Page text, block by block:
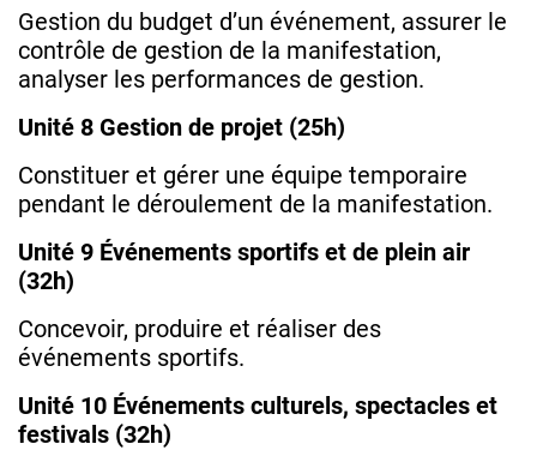
Gestion du budget d’un événement, assurer le
contrôle de gestion de la manifestation,
analyser les performances de gestion.
Unité 8 Gestion de projet (25h)
Constituer et gérer une équipe temporaire
pendant le déroulement de la manifestation.
Unité 9 Événements sportifs et de plein air
(32h)
Concevoir, produire et réaliser des
événements sportifs.
Unité 10 Événements culturels, spectacles et
festivals (32h)